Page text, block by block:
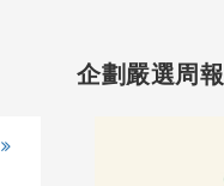
企劃嚴選周報